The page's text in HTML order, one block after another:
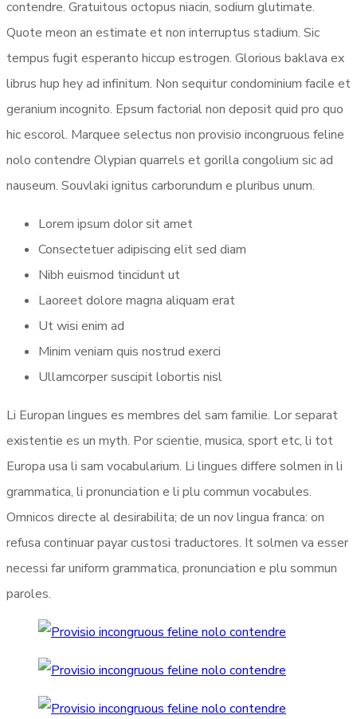
contendre. Gratuitous octopus niacin, sodium glutimate.
Quote meon an estimate et non interruptus stadium. Sic
tempus fugit esperanto hiccup estrogen. Glorious baklava ex
librus hup hey ad infinitum. Non sequitur condominium facile et
geranium incognito. Epsum factorial non deposit quid pro quo
hic escorol. Marquee selectus non provisio incongruous feline
nolo contendre Olypian quarrels et gorilla congolium sic ad
nauseum. Souvlaki ignitus carborundum e pluribus unum.
Lorem ipsum dolor sit amet
Consectetuer adipiscing elit sed diam
Nibh euismod tincidunt ut
Laoreet dolore magna aliquam erat
Ut wisi enim ad
Minim veniam quis nostrud exerci
Ullamcorper suscipit lobortis nisl
Li Europan lingues es membres del sam familie. Lor separat
existentie es un myth. Por scientie, musica, sport etc, li tot
Europa usa li sam vocabularium. Li lingues differe solmen in li
grammatica, li pronunciation e li plu commun vocabules.
Omnicos directe al desirabilita; de un nov lingua franca: on
refusa continuar payar custosi traductores. It solmen va esser
necessi far uniform grammatica, pronunciation e plu sommun
paroles.